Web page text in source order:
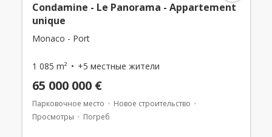
Condamine - Le Panorama - Appartement
unique
Monaco - Port
1 085 m² +5 местные жители
65 000 000 €
Парковочное место
Новое строительство
Просмотры
Погреб